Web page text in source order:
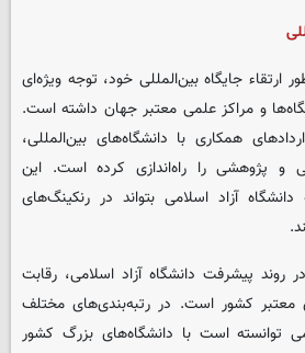
ارتقاء جایگاه بین‌المللی خود، توجه ویژه‌ای
و مراکز علمی معتبر جهان داشته است.
همکاری با دانشگاه‌های بین‌المللی،
و پژوهشی را راه‌اندازی کرده است. این
آزاد اسلامی بتواند در رنکینگ‌های
پیشرفت دانشگاه آزاد اسلامی، رقابت
معتبر کشور است. در رتبه‌بندی‌های مختلف
توانسته است با دانشگاه‌های بزرگ کشور